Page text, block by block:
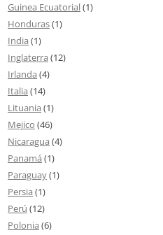
Guinea Ecuatorial(1)
Honduras(1)
India (1)
Inglaterra (12)
Irlanda (4)
Italia (14)
Lituania (1)
Mejico (46)
Nicaragua (4)
Panamá (1)
Paraguay(1)
Persia (1)
Perú (12)
Polonia (6)